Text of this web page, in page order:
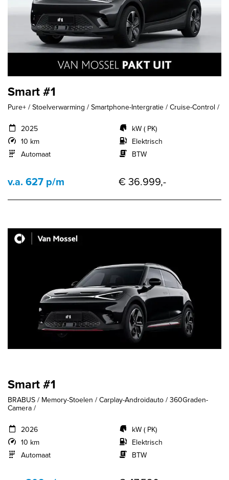
Smart #1
Pure+ / Stoelverwarming / Smartphone-Intergratie / Cruise-Control /
2025
10 km
Automaat
kW ( PK)
Elektrisch
BTW
v.a. 627 p/m € 36.999,-
Smart #1
BRABUS / Memory-Stoelen / Carplay-Androidauto / 360Graden-
Camera /
2026
10 km
Automaat
kW ( PK)
Elektrisch
BTW